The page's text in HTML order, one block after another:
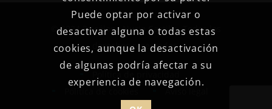
© 2024 Psicóloga Nuria Castillo. Todos los
derechos reservados.
Política de privacidad
Política de cookies
Aviso legal
Puede optar por activar o
desactivar alguna o todas estas
cookies, aunque la desactivación
de algunas podría afectar a su
experiencia de navegación.